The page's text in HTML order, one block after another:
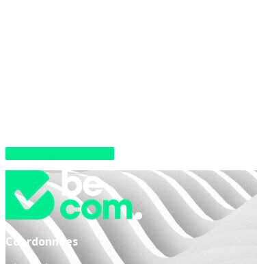
Coordonnées